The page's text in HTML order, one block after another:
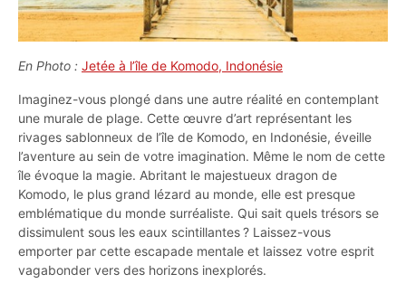
En Photo : Jetée à l’île de Komodo, Indonésie
Imaginez-vous plongé dans une autre réalité en contemplant
une murale de plage. Cette œuvre d’art représentant les
rivages sablonneux de l’île de Komodo, en Indonésie, éveille
l’aventure au sein de votre imagination. Même le nom de cette
île évoque la magie. Abritant le majestueux dragon de
Komodo, le plus grand lézard au monde, elle est presque
emblématique du monde surréaliste. Qui sait quels trésors se
dissimulent sous les eaux scintillantes ? Laissez-vous
emporter par cette escapade mentale et laissez votre esprit
vagabonder vers des horizons inexplorés.